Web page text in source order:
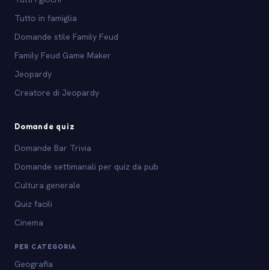
Tutto in famiglia
Domande stile Family Feud
Family Feud Game Maker
Jeopardy
Creatore di Jeopardy
Domande quiz
Domande Bar Trivia
Domande settimanali per quiz da pub
Cultura generale
Quiz facili
Cinema
PER CATEGORIA
Geografia